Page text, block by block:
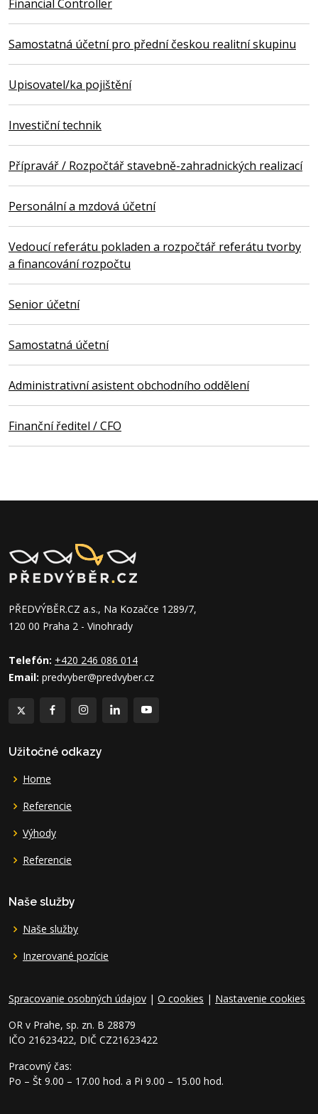
Financial Controller
Samostatná účetní pro přední českou realitní skupinu
Upisovatel/ka pojištění
Investiční technik
Přípravář / Rozpočtář stavebně-zahradnických realizací
Personální a mzdová účetní
Vedoucí referátu pokladen a rozpočtář referátu tvorby
a financování rozpočtu
Senior účetní
Samostatná účetní
Administrativní asistent obchodního oddělení
Finanční ředitel / CFO
PŘEDVÝBĚR.CZ a.s., Na Kozačce 1289/7,
120 00 Praha 2 - Vinohrady
Telefón: +420 246 086 014
Email: predvyber@predvyber.cz
Užitočné odkazy
Home
Referencie
Výhody
Referencie
Naše služby
Naše služby
Inzerované pozície
Spracovanie osobných údajov | O cookies | Nastavenie cookies
OR v Prahe, sp. zn. B 28879
IČO 21623422, DIČ CZ21623422
Pracovný čas:
Po – Št 9.00 – 17.00 hod. a Pi 9.00 – 15.00 hod.